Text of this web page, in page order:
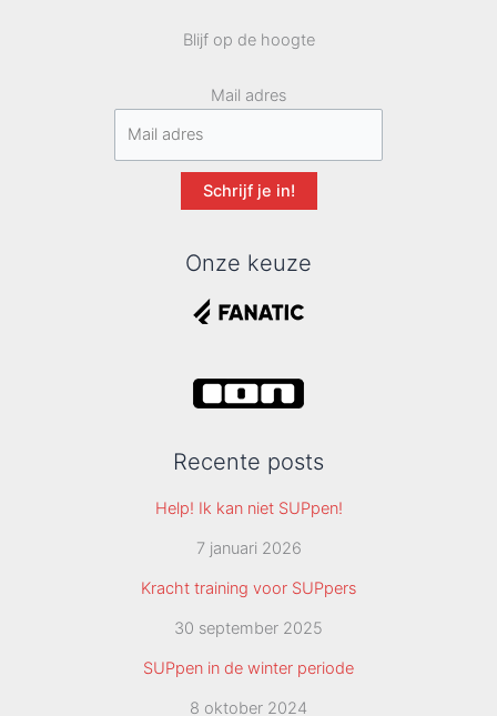
Blijf op de hoogte
Mail adres
Schrijf je in!
Onze keuze
Recente posts
Help! Ik kan niet SUPpen!
7 januari 2026
Kracht training voor SUPpers
30 september 2025
SUPpen in de winter periode
8 oktober 2024